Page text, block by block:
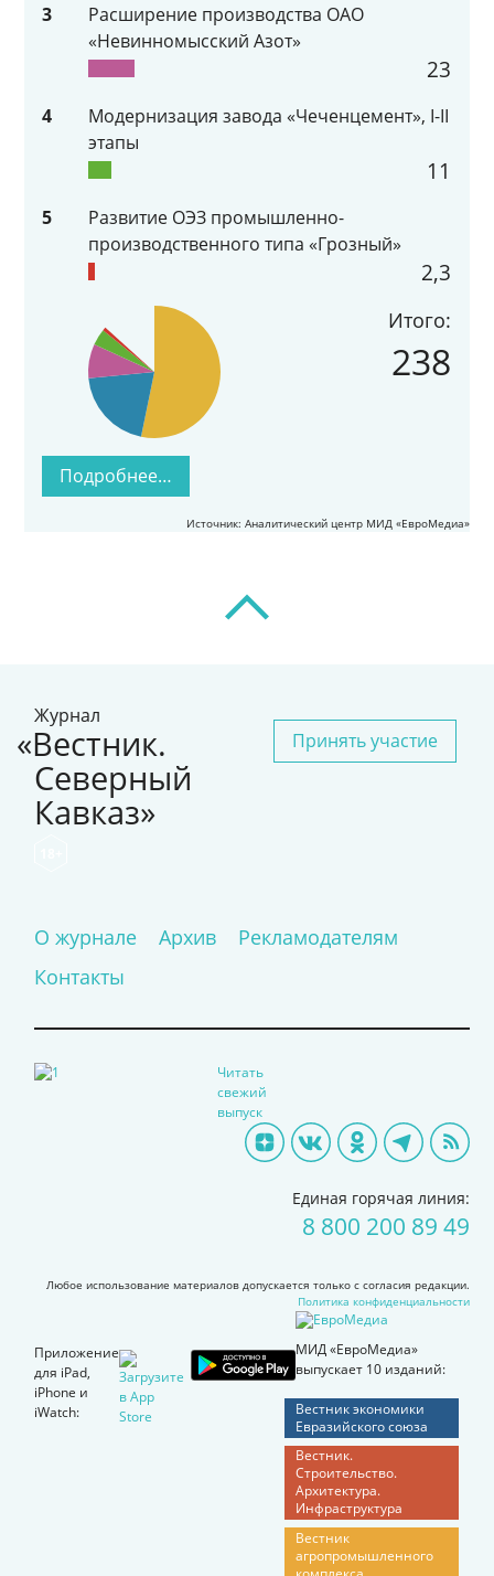
3
Расширение производства ОАО
«Невинномысский Азот»
23
4
Модернизация завода «Чеченцемент», I-II
этапы
11
5
Развитие ОЭЗ промышленно-
производственного типа «Грозный»
2,3
Итого:
238
Подробнее…
Источник: Аналитический центр МИД «ЕвроМедиа»
Журнал
«Вестник.
Северный
Кавказ»
Принять участие
О журнале Архив
Рекламодателям
Контакты
МИД «ЕвроМедиа»
выпускает 10 изданий:
Вестник экономики
Евразийского союза
Вестник.
Строительство.
Архитектура.
Инфраструктура
Вестник
агропромышленного
Читать
свежий
выпуск
Приложение
для iPad,
iPhone и
iWatch:
Единая горячая линия:
8 800 200 89 49
Любое использование материалов допускается только с согласия редакции.
Политика конфиденциальности